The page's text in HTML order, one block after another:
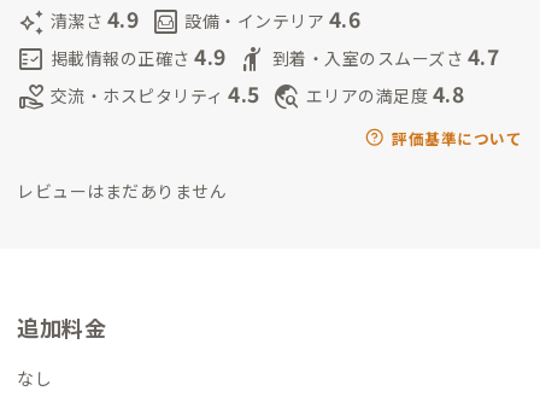
auto_awesome 清潔さ 4.9 living 設備・インテリア 4.6
fact_check 掲載情報の正確さ 4.9 hail 到着・入室のスムーズさ 4.7
volunteer_activism 交流・ホスピタリティ 4.5 travel_explore エリアの満足度 4.8
評価基準について
レビューはまだありません
追加料金
なし